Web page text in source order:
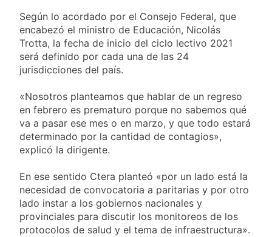
Según lo acordado por el Consejo Federal, que
encabezó el ministro de Educación, Nicolás
Trotta, la fecha de inicio del ciclo lectivo 2021
será definido por cada una de las 24
jurisdicciones del país.
«Nosotros planteamos que hablar de un regreso
en febrero es prematuro porque no sabemos qué
va a pasar ese mes o en marzo, y que todo estará
determinado por la cantidad de contagios»,
explicó la dirigente.
En ese sentido Ctera planteó «por un lado está la
necesidad de convocatoria a paritarias y por otro
lado instar a los gobiernos nacionales y
provinciales para discutir los monitoreos de los
protocolos de salud y el tema de infraestructura».